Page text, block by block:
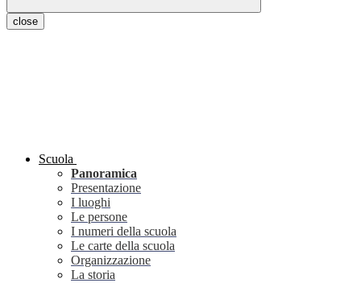
close
Scuola
Panoramica
Presentazione
I luoghi
Le persone
I numeri della scuola
Le carte della scuola
Organizzazione
La storia